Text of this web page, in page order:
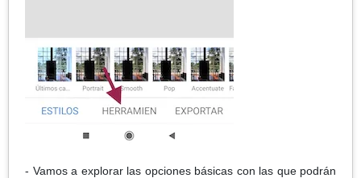
- Vamos a explorar las opciones básicas con las que podrán